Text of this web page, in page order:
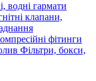
водні гармати
клапани,
фітинги
Фільтри, бокси,